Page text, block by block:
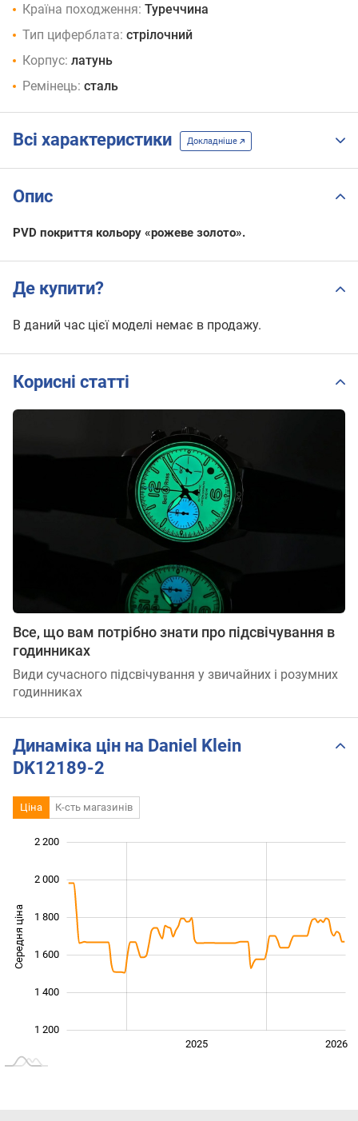
Країна походження: Туреччина
Тип циферблата: стрілочний
Корпус: латунь
Ремінець: сталь
Всі характеристики Докладніше
Опис
PVD покриття кольору «рожеве золото».
Де купити?
В даний час цієї моделі немає в продажу.
Корисні статті
Все, що вам потрібно знати про підсвічування в
годинниках
Види сучасного підсвічування у звичайних і розумних
годинниках
Динаміка цін на Daniel Klein
DK12189-2
Ціна К-сть магазинів
Середня ціна
1 200
1 400
1 600
1 800
2 000
2 200
2025 2026